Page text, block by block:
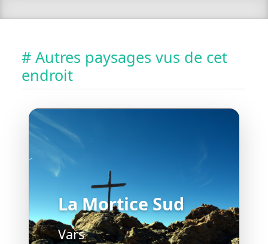
# Autres paysages vus de cet
endroit
La Mortice Sud
Vars